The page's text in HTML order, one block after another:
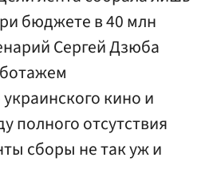
бюджете в 40 млн
Сергей Дзюба
кино и
полного отсутствия
сборы не так уж и